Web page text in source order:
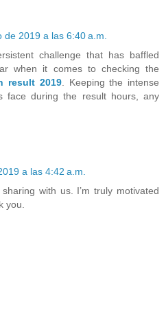
de 2019 a las 6:40 a.m.
challenge that has baffled
when it comes to checking the
result 2019. Keeping the intense
face during the result hours, any
a las 4:42 a.m.
with us. I’m truly motivated
you.